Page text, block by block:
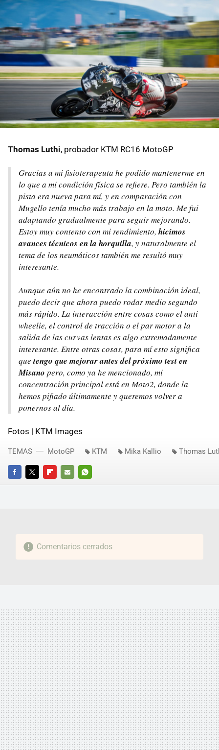
Thomas Luthi, probador KTM RC16 MotoGP
Gracias a mi fisioterapeuta he podido mantenerme en
lo que a mi condición física se refiere. Pero también la
pista era nueva para mí, y en comparación con
Mugello tenía mucho más trabajo en la moto. Me fui
adaptando gradualmente para seguir mejorando.
Estoy muy contento con mi rendimiento,hicimos
avances técnicos en la horquilla, y naturalmente el
tema de los neumáticos también me resultó muy
interesante.
Aunque aún no he encontrado la combinación ideal,
puedo decir que ahora puedo rodar medio segundo
más rápido. La interacción entre cosas como el anti
wheelie, el control de tracción o el par motor a la
salida de las curvas lentas es algo extremadamente
interesante. Entre otras cosas, para mí esto significa
quetengo que mejorar antes del próximo test en
Misano pero, como ya he mencionado, mi
concentración principal está en Moto2, donde la
hemos pifiado últimamente y queremos volver a
ponernos al día.
Fotos | KTM Images
FACEBOOKTWITTERFLIPBOARD
E-
WHATSAPP
TEMAS MotoGP KTM Mika Kallio Thomas
Comentarios cerrados